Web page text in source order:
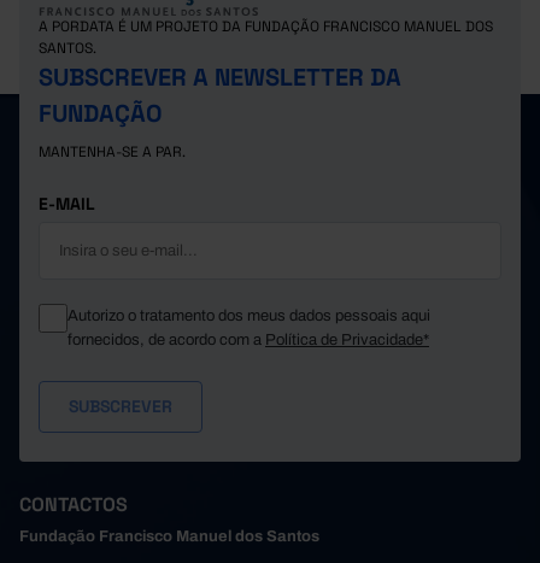
A PORDATA É UM PROJETO DA FUNDAÇÃO FRANCISCO MANUEL DOS
SANTOS.
SUBSCREVER A NEWSLETTER DA
FUNDAÇÃO
MANTENHA-SE A PAR.
E-MAIL
Autorizo o tratamento dos meus dados pessoais aqui
fornecidos, de acordo com a Política de Privacidade*
CONTACTOS
Fundação Francisco Manuel dos Santos